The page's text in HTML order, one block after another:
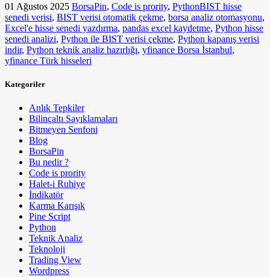
01 Ağustos 2025 BorsaPin, Code is prority, PythonBIST hisse
senedi verisi, BIST verisi otomatik çekme, borsa analiz otomasyonu,
Excel'e hisse senedi yazdırma, pandas excel kaydetme, Python hisse
senedi analizi, Python ile BIST verisi çekme, Python kapanış verisi
indir, Python teknik analiz hazırlığı, yfinance Borsa İstanbul,
yfinance Türk hisseleri
Kategoriler
Anlık Tepkiler
Bilinçaltı Sayıklamaları
Bitmeyen Senfoni
Blog
BorsaPin
Bu nedir ?
Code is prority
Halet-i Ruhiye
İndikatör
Karma Karışık
Pine Script
Python
Teknik Analiz
Teknoloji
Trading View
Wordpress